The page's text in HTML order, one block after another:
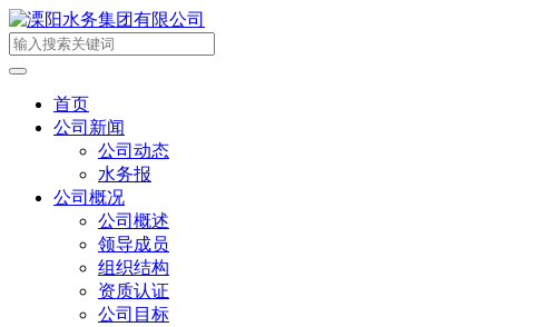
首页
公司新闻
公司动态
水务报
公司概况
公司概述
领导成员
组织结构
资质认证
公司目标